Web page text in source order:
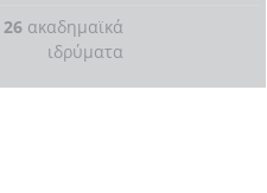
26 ακαδημαϊκά
ιδρύματα